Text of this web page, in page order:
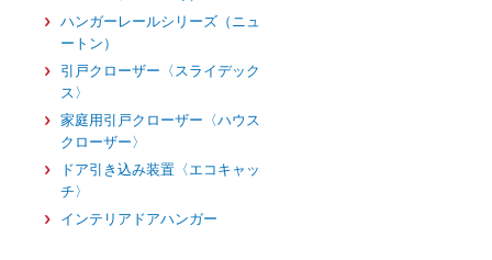
ハンガーレールシリーズ（ニュ
ートン）
引戸クローザー〈スライデック
ス〉
家庭用引戸クローザー〈ハウス
クローザー〉
ドア引き込み装置〈エコキャッ
チ〉
インテリアドアハンガー